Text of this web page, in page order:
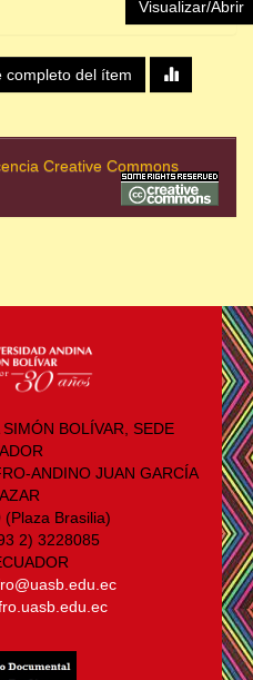
Visualizar/Abrir
completo del ítem
Creative Commons
BOLÍVAR, SEDE
ANDINO JUAN GARCÍA
(Plaza Brasilia)
2) 3228085